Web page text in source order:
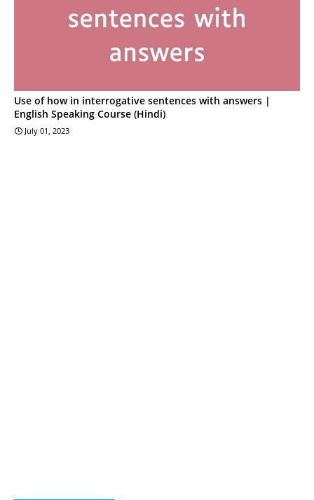
Use of how in interrogative sentences with answers |
English Speaking Course (Hindi)
July 01, 2023